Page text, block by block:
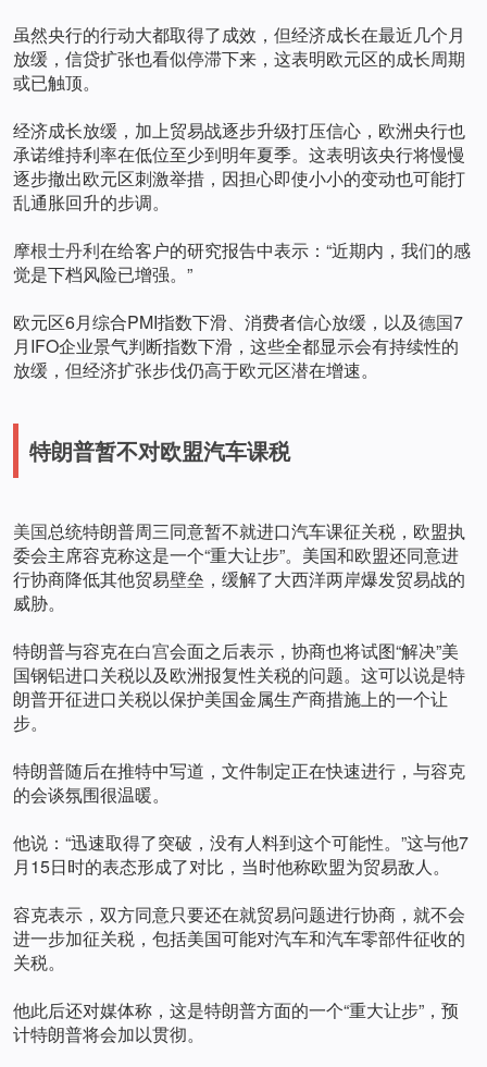
虽然央行的行动大都取得了成效，但经济成长在最近几个月
放缓，信贷扩张也看似停滞下来，这表明欧元区的成长周期
或已触顶。
经济成长放缓，加上贸易战逐步升级打压信心，欧洲央行也
承诺维持利率在低位至少到明年夏季。这表明该央行将慢慢
逐步撤出欧元区刺激举措，因担心即使小小的变动也可能打
乱通胀回升的步调。
摩根士丹利在给客户的研究报告中表示：“近期内，我们的感
觉是下档风险已增强。”
欧元区6月综合PMI指数下滑、消费者信心放缓，以及德国7
月IFO企业景气判断指数下滑，这些全都显示会有持续性的
放缓，但经济扩张步伐仍高于欧元区潜在增速。
特朗普暂不对欧盟汽车课税
美国总统特朗普周三同意暂不就进口汽车课征关税，欧盟执
委会主席容克称这是一个“重大让步”。美国和欧盟还同意进
行协商降低其他贸易壁垒，缓解了大西洋两岸爆发贸易战的
威胁。
特朗普与容克在白宫会面之后表示，协商也将试图“解决”美
国钢铝进口关税以及欧洲报复性关税的问题。这可以说是特
朗普开征进口关税以保护美国金属生产商措施上的一个让
步。
特朗普随后在推特中写道，文件制定正在快速进行，与容克
的会谈氛围很温暖。
他说：“迅速取得了突破，没有人料到这个可能性。”这与他7
月15日时的表态形成了对比，当时他称欧盟为贸易敌人。
容克表示，双方同意只要还在就贸易问题进行协商，就不会
进一步加征关税，包括美国可能对汽车和汽车零部件征收的
关税。
他此后还对媒体称，这是特朗普方面的一个“重大让步”，预
计特朗普将会加以贯彻。